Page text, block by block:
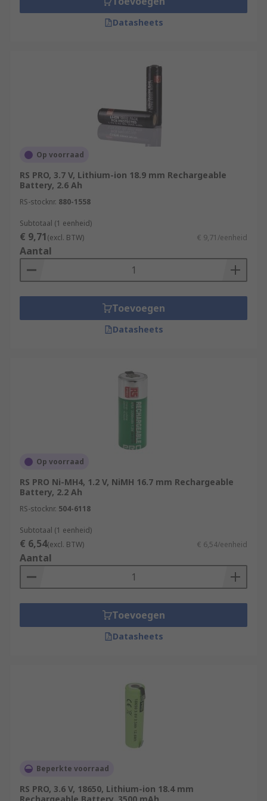
Datasheets
Op voorraad
RS PRO, 3.7 V, Lithium-ion 18.9 mm Rechargeable
Battery, 2.6 Ah
RS-stocknr. 880-1558
Subtotaal (1 eenheid)
€ 9,71(excl. BTW) € 9,71/eenheid
Aantal
Toevoegen
Datasheets
Op voorraad
RS PRO Ni-MH4, 1.2 V, NiMH 16.7 mm Rechargeable
Battery, 2.2 Ah
RS-stocknr. 504-6118
Subtotaal (1 eenheid)
€ 6,54(excl. BTW) € 6,54/eenheid
Aantal
Toevoegen
Datasheets
Beperkte voorraad
RS PRO, 3.6 V, 18650, Lithium-ion 18.4 mm